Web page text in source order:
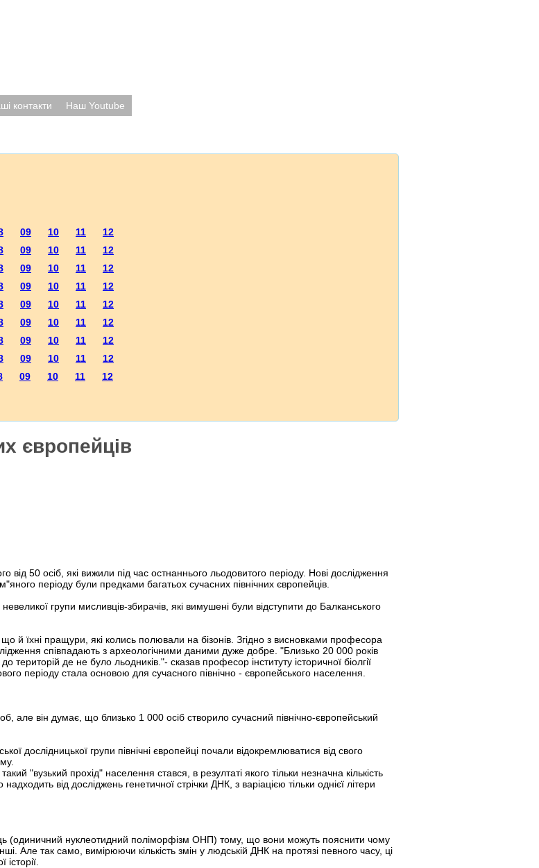
контакти Наш Youtube
09 10 11
12
09 10 11
12
09 10 11
12
09 10 11
12
09 10 11
12
09 10 11
12
09 10 11
12
09 10 11
12
09 10 11
12
європейців
від 50 осіб, які вижили під час остнаннього льодовитого періоду. Нові дослідження
періоду були предками багатьох сучасних північних європейців.
групи мисливців-збирачів, які вимушені були відступити до Балканського
й їхні пращури, які колись полювали на бізонів. Згідно з висновками професора
співпадають з археологічними даними дуже добре. "Близько 20 000 років
де не було льодників."- сказав професор інституту історичної біолгії
періоду стала основою для сучасного північно - європейського населення.
але він думає, що близько 1 000 осіб створило сучасний північно-європейський
дослідницької групи північні європейці почали відокремлюватися від свого
"вузький прохід" населення стався, в резултаті якого тільки незначна кількість
від досліджень генетичної стрічки ДНК, з варіацією тільки однієї літери
(одиничний нуклеотидний поліморфізм ОНП) тому, що вони можуть пояснити чому
Але так само, вимірюючи кількість змін у людській ДНК на протязі певного часу, ці